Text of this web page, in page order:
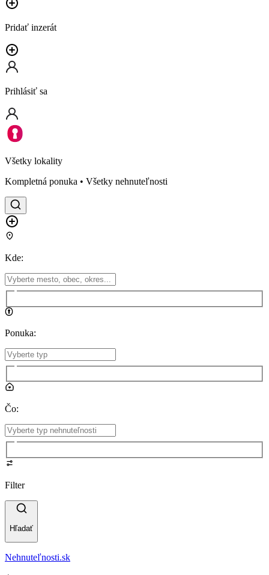
Pridať inzerát
Prihlásiť sa
Všetky lokality
Kompletná ponuka • Všetky nehnuteľnosti
Kde:
Ponuka:
Čo:
Filter
Hľadať
Nehnuteľnosti.sk